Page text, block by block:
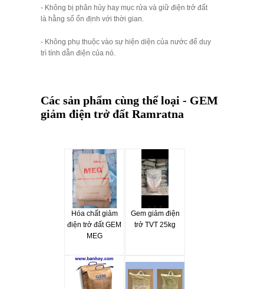
- Không bị phân hủy hay mục rửa và giữ điện trở đất
là hằng số ổn định với thời gian.
- Không phụ thuộc vào sự hiện diện của nước để duy
trì tính dẫn điện của nó.
Các sản phẩm cùng thể loại - GEM
giảm điện trở đất Ramratna
Hóa chất giảm
điện trở đất GEM
MEG
Gem giảm điện
trở TVT 25kg